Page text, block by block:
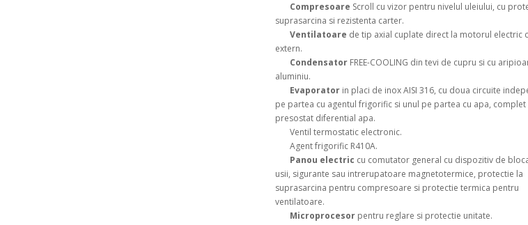
Compresoare Scroll cu vizor pentru nivelul uleiului, cu
suprasarcina si rezistenta carter.
Ventilatoare de tip axial cuplate direct la motorul electric
extern.
Condensator FREE-COOLING din tevi de cupru si cu
aluminiu.
Evaporator in placi de inox AISI 316, cu doua circuite
pe partea cu agentul frigorific si unul pe partea cu apa, complet
presostat diferential apa.
Ventil termostatic electronic.
Agent frigorific R410A.
Panou electric cu comutator general cu dispozitiv de
usii, sigurante sau intrerupatoare magnetotermice, protectie la
suprasarcina pentru compresoare si protectie termica pentru
ventilatoare.
Microprocesor pentru reglare si protectie unitate.